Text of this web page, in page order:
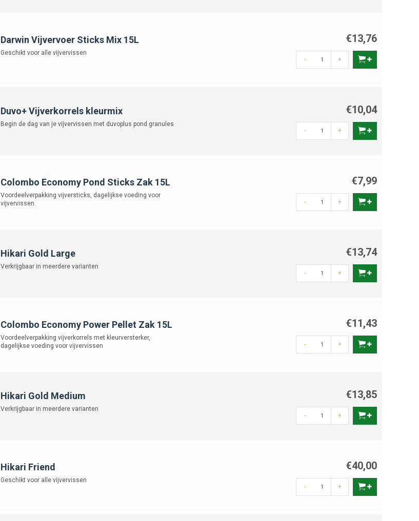
Darwin Vijvervoer Sticks Mix 15L
Geschikt voor alle vijvervissen
€13,76
- +
Duvo+ Vijverkorrels kleurmix
Begin de dag van je vijvervissen met duvoplus pond granules
€10,04
- +
Colombo Economy Pond Sticks Zak 15L
Voordeelverpakking vijversticks, dagelijkse voeding voor
vijvervissen
€7,99
- +
Hikari Gold Large
Verkrijgbaar in meerdere varianten
€13,74
- +
Colombo Economy Power Pellet Zak 15L
Voordeelverpakking vijverkorrels met kleurversterker,
dagelijkse voeding voor vijvervissen
€11,43
- +
Hikari Gold Medium
Verkrijgbaar in meerdere varianten
€13,85
- +
Hikari Friend
Geschikt voor alle vijvervissen
€40,00
- +